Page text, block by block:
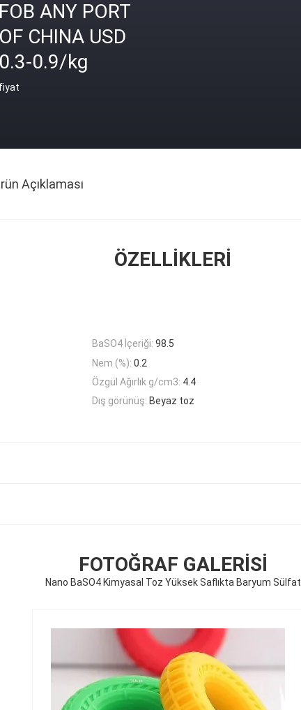
FOB ANY PORT
OF CHINA USD
0.3-0.9/kg
fiyat
Açıklaması
ÖZELLIKLERI
BaSO4 İçeriği: 98.5
Nem (%): 0.2
Özgül Ağırlık g/cm3: 4.4
Dış görünüş: Beyaz toz
FOTOĞRAF GALERISI
Nano BaSO4 Kimyasal Toz Yüksek Saflıkta Baryum Sülfat